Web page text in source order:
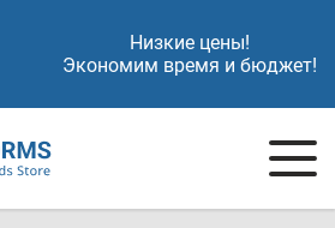
Низкие цены!
Экономим время и бюджет!